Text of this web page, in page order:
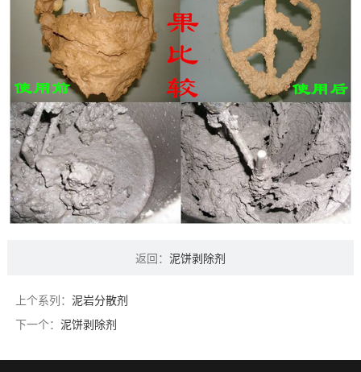
返回： 泥饼剥除剂
上个系列： 泥岩分散剂
下一个： 泥饼剥除剂